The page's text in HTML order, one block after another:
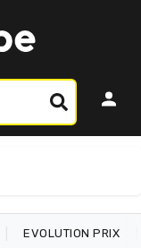
EVOLUTION PRIX